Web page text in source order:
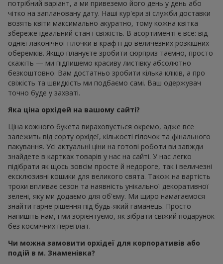
потрібний варіант, а ми привеземо його день у день або
чітко на заплановану дату. Наші кур'єри зі служби доставки
возять квіти максимально акуратно, тому кожна квітка
збереже ідеальний стан і свіжість. В асортименті є все: від
однієї лаконічної гілочки в крафті до величезних розкішних
оберемків. Якщо плануєте зробити сюрприз таємно, просто
скажіть — ми підпишемо красиву листівку абсолютно
безкоштовно. Вам достатньо зробити кілька кліків, а про
свіжість та швидкість ми подбаємо самі. Ваш одержувач
точно буде у захваті.
Яка ціна орхідей на вашому сайті?
Ціна кожного букета вираховується окремо, адже все
залежить від сорту орхідеї, кількості гілочок та фінального
пакування. Усі актуальні ціни на готові роботи ви завжди
знайдете в картках товарів у нас на сайті. У нас легко
підібрати як щось зовсім просте й недороге, так і величезні
ексклюзивні кошики для великого свята. Також на вартість
трохи впливає сезон та наявність унікальної декоративної
зелені, яку ми додаємо для об'єму. Ми щиро намагаємося
знайти гарне рішення під будь-який гаманець. Просто
напишіть нам, і ми зорієнтуємо, як зібрати свіжий подарунок
без космічних переплат.
Чи можна замовити орхідеї для корпоративів або
подій в м. Знаменівка?